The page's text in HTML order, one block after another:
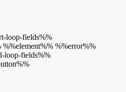
loop-fields%%
%%element%% %%error%%
loop-fields%%